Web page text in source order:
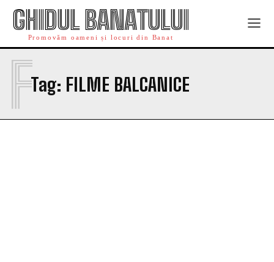
GHIDUL BANATULUI
Promovăm oameni și locuri din Banat
Tag: FILME BALCANICE
F